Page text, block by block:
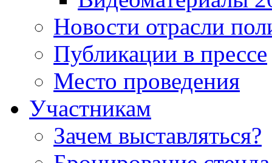
Новости отрасли
Публикации в прессе
Место проведения
Участникам
Зачем выставляться?